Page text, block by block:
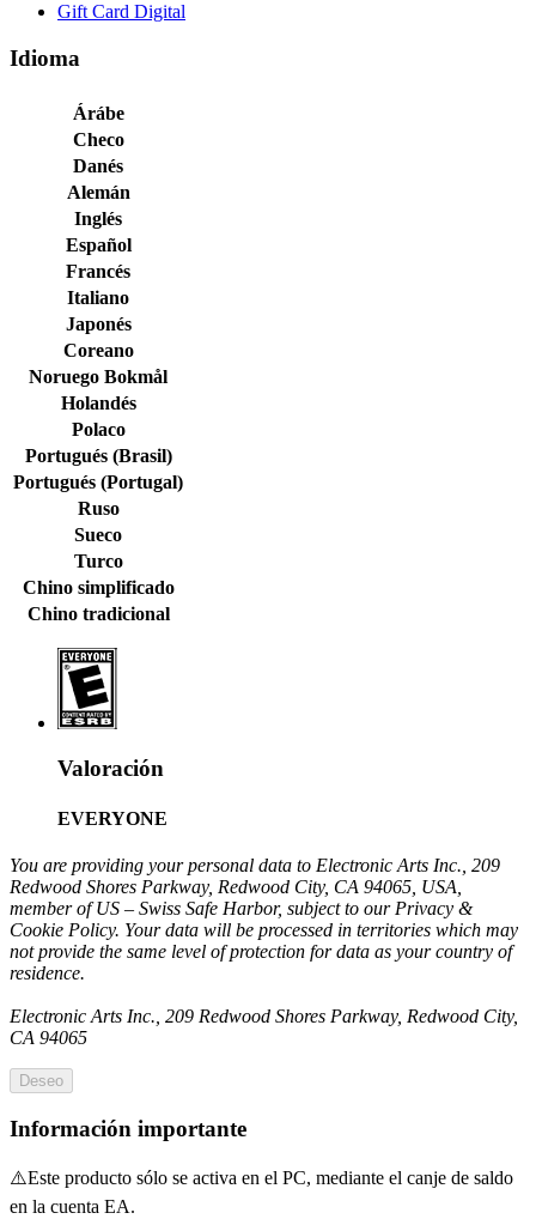
Gift Card Digital
Idioma
Árábe
Checo
Danés
Alemán
Inglés
Español
Francés
Italiano
Japonés
Coreano
Noruego Bokmål
Holandés
Polaco
Portugués (Brasil)
Portugués (Portugal)
Ruso
Sueco
Turco
Chino simplificado
Chino tradicional
Valoración
EVERYONE
You are providing your personal data to Electronic Arts Inc., 209
Redwood Shores Parkway, Redwood City, CA 94065, USA,
member of US – Swiss Safe Harbor, subject to our Privacy &
Cookie Policy. Your data will be processed in territories which may
not provide the same level of protection for data as your country of
residence.
Electronic Arts Inc., 209 Redwood Shores Parkway, Redwood City,
CA 94065
Deseo
Información importante
⚠️Este producto sólo se activa en el PC, mediante el canje de saldo
en la cuenta EA.